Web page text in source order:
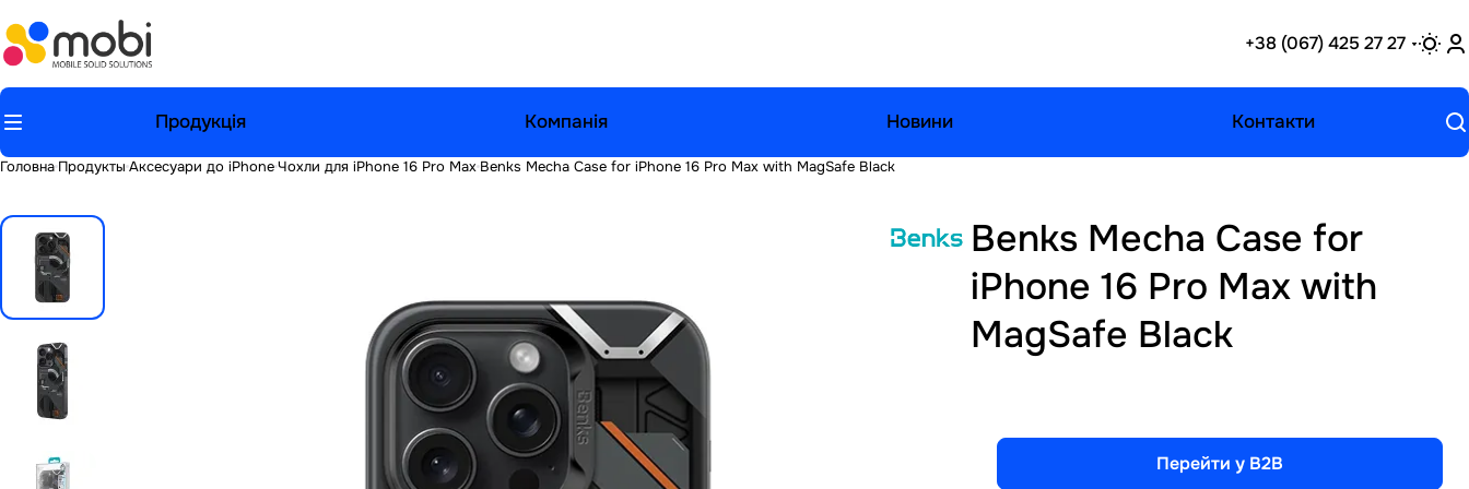
+38 (067) 425 27 27
Продукція Компанія Новини Контакти
Головна Продукты Аксесуари до iPhoneЧохли для iPhone 16 Pro Max Benks Mecha Case for iPhone 16 Pro Max with MagSafe Black
Benks Mecha Case for
iPhone 16 Pro Max with
MagSafe Black
Перейти у B2B